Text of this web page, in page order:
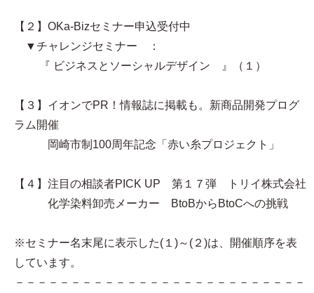
【２】OKa-Bizセミナー申込受付中
▼チャレンジセミナー ：
『 ビジネスとソーシャルデザイン 』（１）
【３】イオンでPR！情報誌に掲載も。新商品開発プログ
ラム開催
岡崎市制100周年記念「赤い糸プロジェクト」
【４】注目の相談者PICK UP 第１７弾 トリイ株式会社
化学染料卸売メーカー BtoBからBtoCへの挑戦
※セミナー名末尾に表示した(１)～(２)は、開催順序を表
しています。
－－－－－－－－－－－－－－－－－－－－－－－－－－